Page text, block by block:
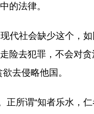
的法律。
现代社会缺少这个，
险去犯罪，不会对
去侵略他国。
正所谓“知者乐水，